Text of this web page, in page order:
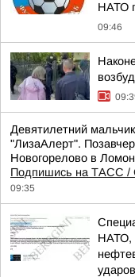
НАТО
09:46
Девятилетний
"ЛизаАлерт".
Новогорелово в
Подпишись на ТАСС /
09:35
НАТО,